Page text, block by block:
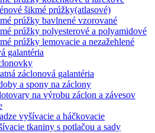
šikmé prúžky(atlasové)
prúžky bavlnené vzorované
prúžky polyesterové a polyamidové
prúžky lemovacie a nezažehlené
galantéria
záclonová galantéria
a spony na záclony
na výrobu záclon a závesov
vyšívacie a háčkovacie
tkaniny s potlačou a sady